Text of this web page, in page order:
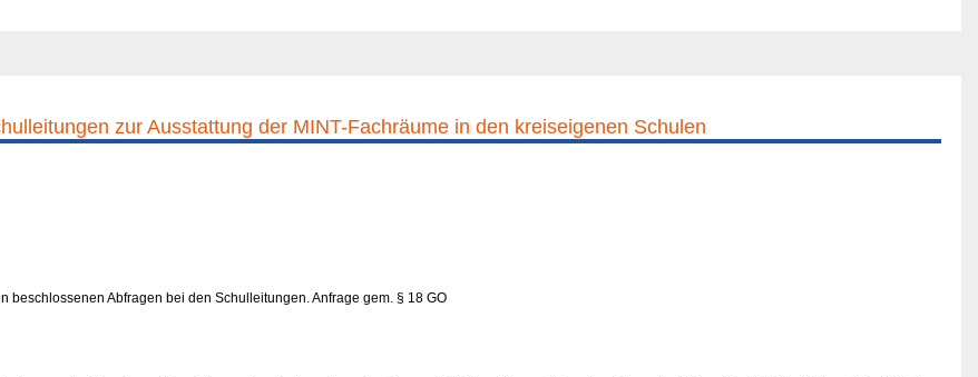
zur Ausstattung der MINT-Fachräume in den kreiseigenen Schulen
beschlossenen Abfragen bei den Schulleitungen. Anfrage gem. § 18 GO